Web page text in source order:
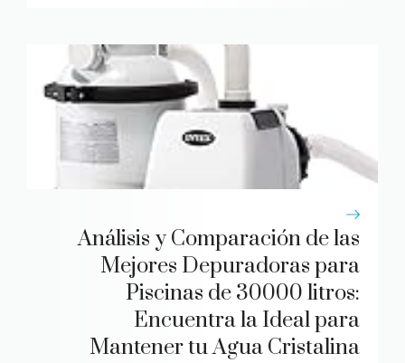
Análisis y Comparación de las
Mejores Depuradoras para
Piscinas de 30000 litros:
Encuentra la Ideal para
Mantener tu Agua Cristalina